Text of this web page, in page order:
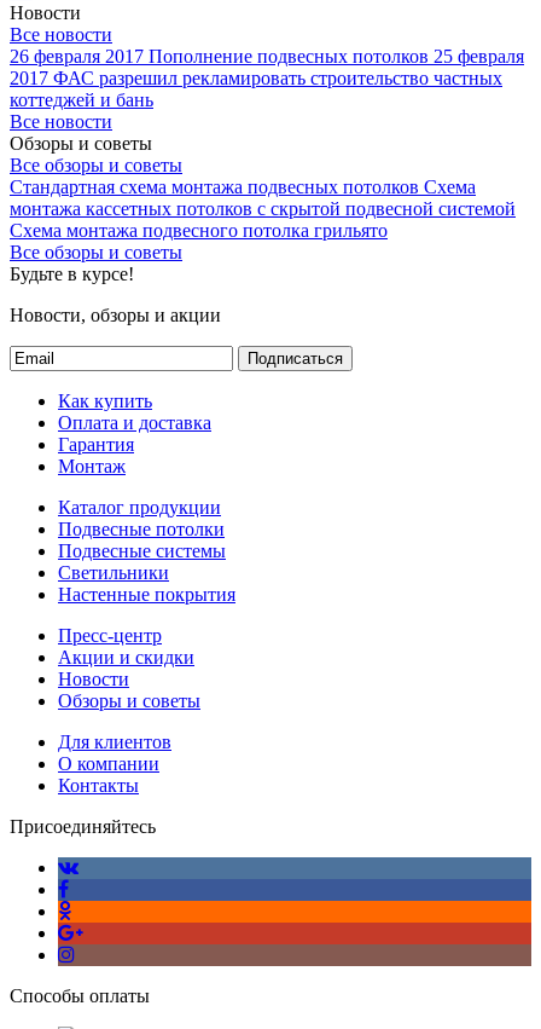
Новости
Все новости
26 февраля 2017 Пополнение подвесных потолков 25 февраля
2017 ФАС разрешил рекламировать строительство частных
коттеджей и бань
Все новости
Обзоры и советы
Все обзоры и советы
Стандартная схема монтажа подвесных потолков Схема
монтажа кассетных потолков с скрытой подвесной системой
Схема монтажа подвесного потолка грильято
Все обзоры и советы
Будьте в курсе!
Новости, обзоры и акции
Подписаться
Как купить
Оплата и доставка
Гарантия
Монтаж
Каталог продукции
Подвесные потолки
Подвесные системы
Светильники
Настенные покрытия
Пресс-центр
Акции и скидки
Новости
Обзоры и советы
Для клиентов
О компании
Контакты
Присоединяйтесь
Способы оплаты